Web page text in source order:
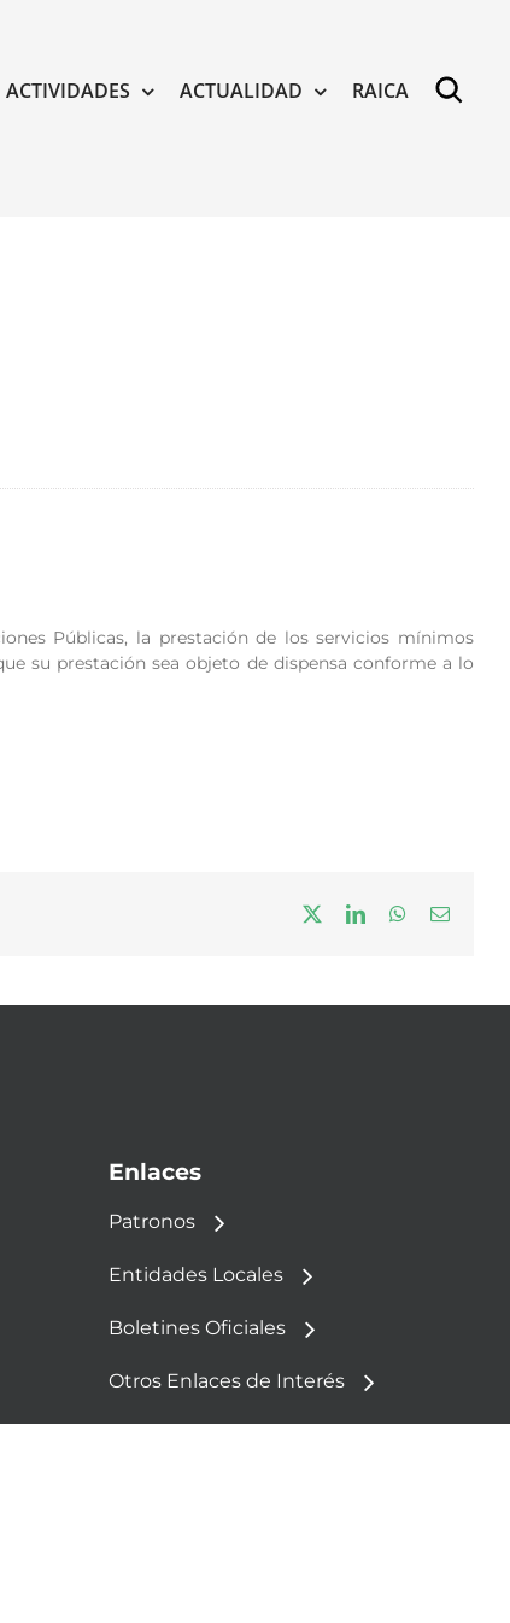
ACTIVIDADES ACTUALIDAD RAICA
Públicas, la prestación de los servicios mínimos
su prestación sea objeto de dispensa conforme a lo
LinkedInWhatsApp
Correo
Enlaces
Patronos
Entidades Locales
Boletines Oficiales
Otros Enlaces de Interés